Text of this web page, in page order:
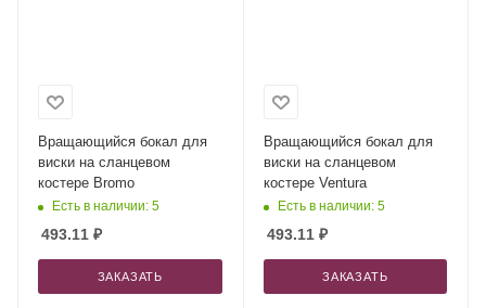
Вращающийся бокал для
виски на сланцевом
костере Bromo
Есть в наличии: 5
493.11 ₽
ЗАКАЗАТЬ
Вращающийся бокал для
виски на сланцевом
костере Ventura
Есть в наличии: 5
493.11₽
ЗАКАЗАТЬ